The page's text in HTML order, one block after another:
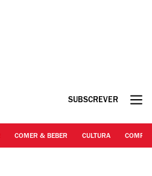
SUBSCREVER
COMER & BEBER CULTURA